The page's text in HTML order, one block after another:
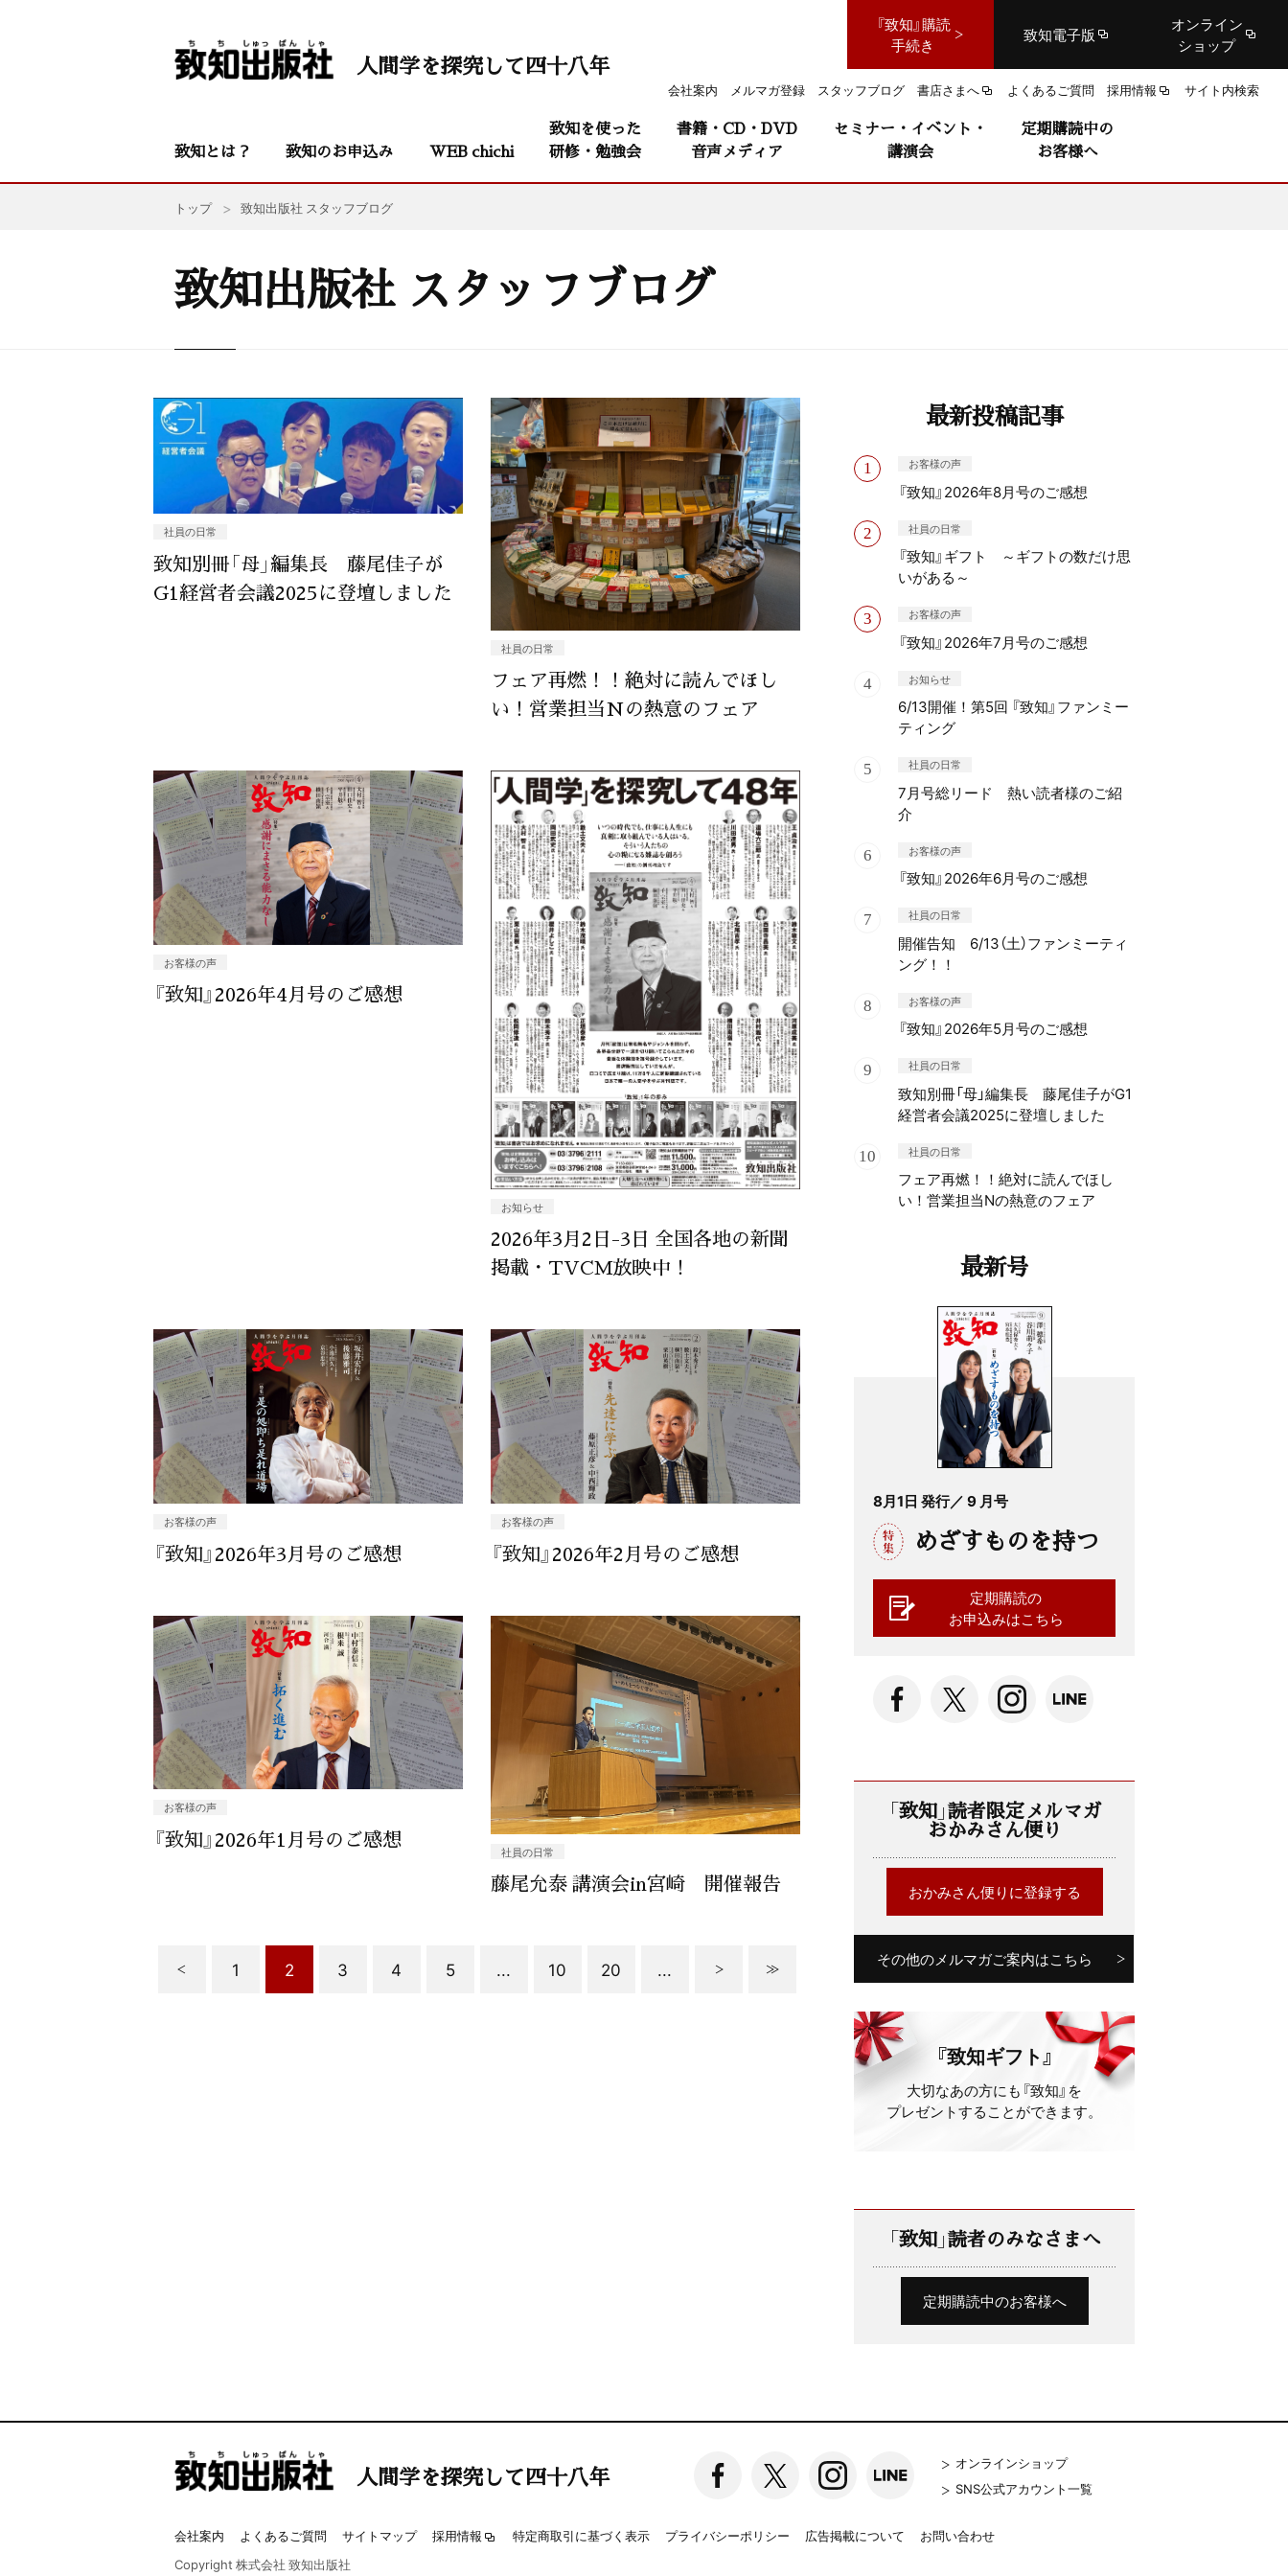
『致知』購読
手続き
致知電子版
オンライン
ショップ
会社案内 メルマガ登録 スタッフブログ 書店さまへ よくあるご質問 採用情報 サイト内検索
人間学を探究して四十八年
致知とは？ 致知のお申込み WEB chichi
致知を使った
研修・勉強会
書籍・CD・DVD
音声メディア
セミナー・イベント・
講演会
定期購読中の
お客様へ
トップ 致知出版社 スタッフブログ
致知出版社 スタッフブログ
社員の日常
致知別冊「母」編集長 藤尾佳子が
G1経営者会議2025に登壇しました
社員の日常
フェア再燃！！絶対に読んでほし
い！営業担当Nの熱意のフェア
お客様の声
『致知』2026年4月号のご感想
お知らせ
2026年3月2日-3日 全国各地の新聞
掲載・TVCM放映中！
お客様の声
『致知』2026年3月号のご感想
お客様の声
『致知』2026年2月号のご感想
お客様の声
『致知』2026年1月号のご感想 社員の日常
藤尾允泰 講演会in宮崎 開催報告
1 2 3 4 5 ... 10 20 ...
最新投稿記事
お客様の声
『致知』2026年8月号のご感想
社員の日常
『致知』ギフト ～ギフトの数だけ思
いがある～
お客様の声
『致知』2026年7月号のご感想
お知らせ
6/13開催！第5回 『致知』ファンミー
ティング
社員の日常
7月号総リード 熱い読者様のご紹
介
お客様の声
『致知』2026年6月号のご感想
社員の日常
開催告知 6/13（土）ファンミーティ
ング！！
お客様の声
『致知』2026年5月号のご感想
社員の日常
致知別冊「母」編集長 藤尾佳子がG1
経営者会議2025に登壇しました
社員の日常
フェア再燃！！絶対に読んでほし
い！営業担当Nの熱意のフェア
最新号
8月1日 発行／ 9 月号
めざすものを持つ
定期購読の
お申込みはこちら
「致知」読者限定メルマガ
おかみさん便り
おかみさん便りに登録する
その他のメルマガご案内はこちら
『致知ギフト』
大切なあの方にも『致知』を
プレゼントすることができます。
「致知」読者のみなさまへ
定期購読中のお客様へ
人間学を探究して四十八年
オンラインショップ
SNS公式アカウント一覧
会社案内 よくあるご質問 サイトマップ 採用情報 特定商取引に基づく表示 プライバシーポリシー 広告掲載について
お問い合わせ
Copyright 株式会社 致知出版社